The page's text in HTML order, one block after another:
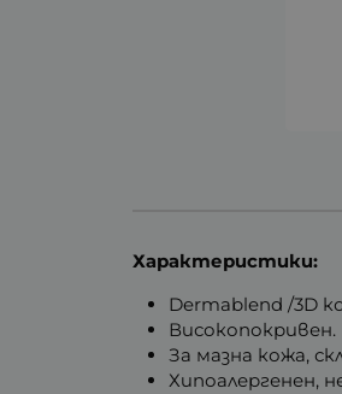
Характеристики:
Dermablend /3D
Високопокривен.
За мазна кожа,
Хипоалергенен,